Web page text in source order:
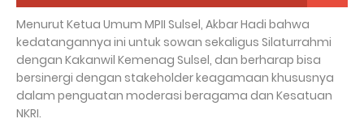
Menurut Ketua Umum MPII Sulsel, Akbar Hadi bahwa
kedatangannya ini untuk sowan sekaligus Silaturrahmi
dengan Kakanwil Kemenag Sulsel, dan berharap bisa
bersinergi dengan stakeholder keagamaan khususnya
dalam penguatan moderasi beragama dan Kesatuan
NKRI.